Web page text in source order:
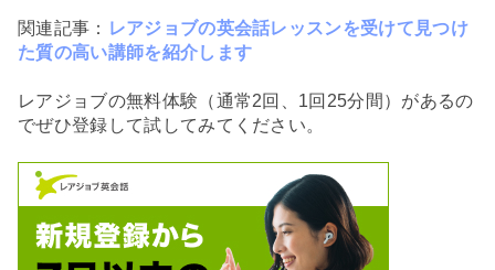
関連記事： レアジョブの英会話レッスンを受けて見つけ
た質の高い講師を紹介します
レアジョブの無料体験（通常2回、1回25分間）があるの
でぜひ登録して試してみてください。